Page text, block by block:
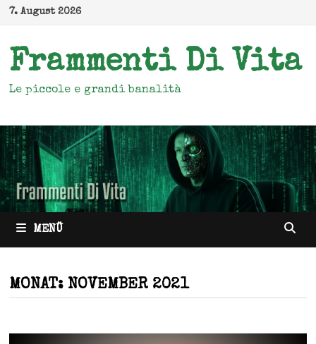
Zum
springen
7. August 2026
Frammenti Di Vita
Le piccole e grandi banalità
MENÜ
MONAT: NOVEMBER 2021